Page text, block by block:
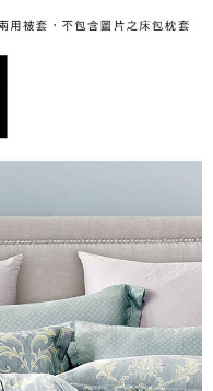
中的連結，可透過四大超商／
為交易完成。
視為有效，需透過AFTEE先享
帳頁面顯示為準，若有關於
問，請聯繫「AFTEE先享後付
並將交易相關給付款項請求債
：
監護人之同意方可使用
之損失，本公司不負相關責
帳號之用戶狀況，依本公司即
之情形，本公司將視審查結果